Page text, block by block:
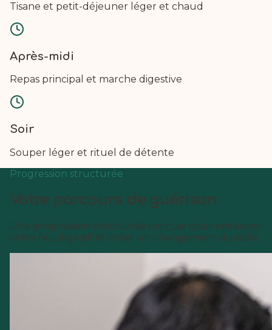
Tisane et petit-déjeuner léger et chaud
Après-midi
Repas principal et marche digestive
Soir
Souper léger et rituel de détente
Progression structurée
Votre parcours de guérison
Une progression structurée conçue pour restaurer
votre feu digestif et créer un changement durable.